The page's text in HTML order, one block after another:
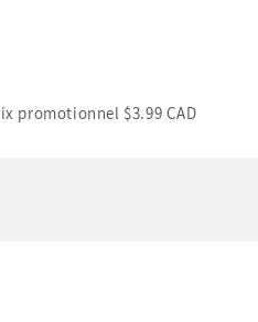
promotionnel $3.99 CAD